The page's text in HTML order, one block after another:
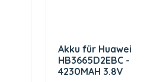
Akku für Huawei
HB3665D2EBC -
4230MAH 3.8V